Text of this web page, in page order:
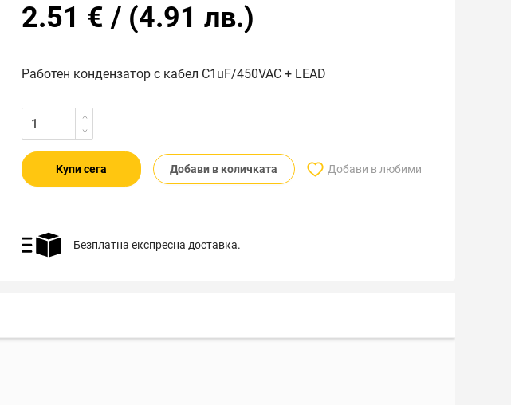
2.51 € / (4.91 лв.)
Работен кондензатор с кабел C1uF/450VAC + LEAD
Купи сега Добави в количката Добави в любими
Безплатна експресна доставка.